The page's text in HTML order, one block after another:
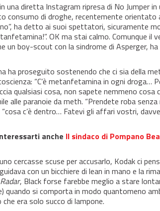
una diretta Instagram ripresa di No Jumper in
consumo di droghe, recentemente orientato
ha detto ai suoi spettatori, sicuramente
OK ma stai calmo. Comunque il
un boy-scout con la sindrome di Asperger,
ha proseguito sostenendo che ci sia della
“C’è metanfetamina in ogni droga…
qualsiasi cosa, non sapete nemmeno cosa
alle paranoie da meth. “Prendete roba senza
c’è dentro… Fatevi gli affari vostri,
anche Il sindaco di Pompano
cercasse scuse per accusarlo, Kodak ci
con un bicchiere di lean in mano e la
, Black forse farebbe meglio a stare
quando si comporta in modo quantomeno
che era solo succo di lampone.